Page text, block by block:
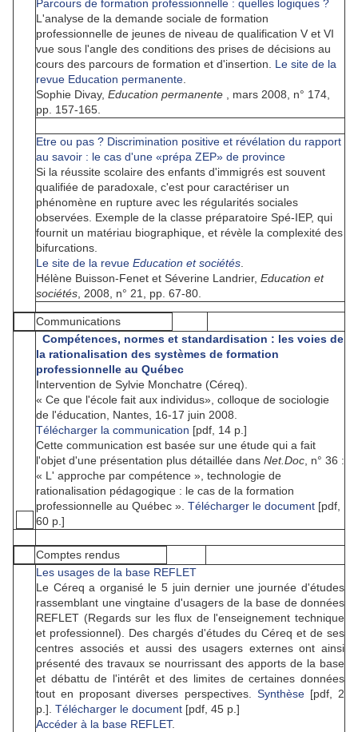
Parcours de formation professionnelle : quelles logiques ?
L'analyse de la demande sociale de formation
professionnelle de jeunes de niveau de qualification V et VI
vue sous l'angle des conditions des prises de décisions au
cours des parcours de formation et d'insertion.
Le site de la
revue Education permanente
Sophie Divay, Education permanente , mars 2008, n° 174,
pp. 157-165.
Etre ou pas ? Discrimination positive et révélation du rapport
au savoir : le cas d'une «prépa ZEP» de province
Si la réussite scolaire des enfants d'immigrés est souvent
qualifiée de paradoxale, c'est pour caractériser un
phénomène en rupture avec les régularités sociales
observées. Exemple de la classe préparatoire Spé-IEP, qui
fournit un matériau biographique, et révèle la complexité des
bifurcations.
Le site de la revue Education et sociétés
Hélène Buisson-Fenet et Séverine Landrier, Education et
sociétés , 2008, n° 21, pp. 67-80.
Communications
Compétences, normes et standardisation : les voies de
la rationalisation des systèmes de formation
professionnelle au Québec
Intervention de Sylvie Monchatre (Céreq).
« Ce que l'école fait aux individus», colloque de sociologie
de l'éducation, Nantes, 16-17 juin 2008.
Télécharger la communication [pdf, 14 p.]
Cette communication est basée sur une étude qui a fait
l'objet d'une présentation plus détaillée dans Net.Doc , n° 36 :
« L' approche par compétence », technologie de
rationalisation pédagogique : le cas de la formation
professionnelle au Québec ». Télécharger le document [pdf,
60 p.]
Comptes rendus
Les usages de la base REFLET
Le Céreq a organisé le 5 juin dernier une journée d'études
rassemblant une vingtaine d'usagers de la base de données
REFLET (Regards sur les flux de l'enseignement technique
et professionnel). Des chargés d'études du Céreq et de ses
centres associés et aussi des usagers externes ont ainsi
présenté des travaux se nourrissant des apports de la base
et débattu de l'intérêt et des limites de certaines données
tout en proposant diverses perspectives. Synthèse[pdf, 2
p.]. Télécharger le document [pdf, 45 p.]
Accéder à la base REFLET.